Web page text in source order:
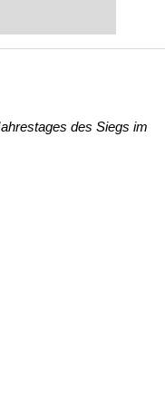
des Siegs im